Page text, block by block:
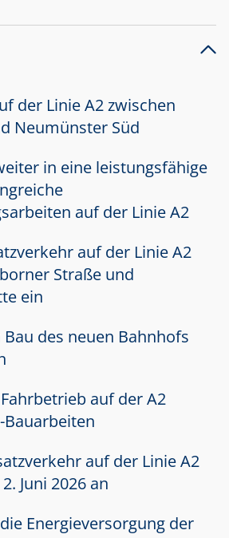
der Linie A2 zwischen
Neumünster Süd
in eine leistungsfähige
auf der Linie A2
auf der Linie A2
Straße und
ein
des neuen Bahnhofs
auf der A2
auf der Linie A2
Juni 2026 an
Energieversorgung der